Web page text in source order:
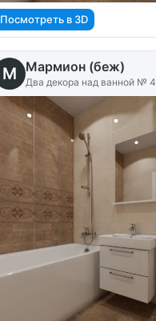
Посмотреть в 3D
M Мармион (беж)
Два декора над ванной № 4